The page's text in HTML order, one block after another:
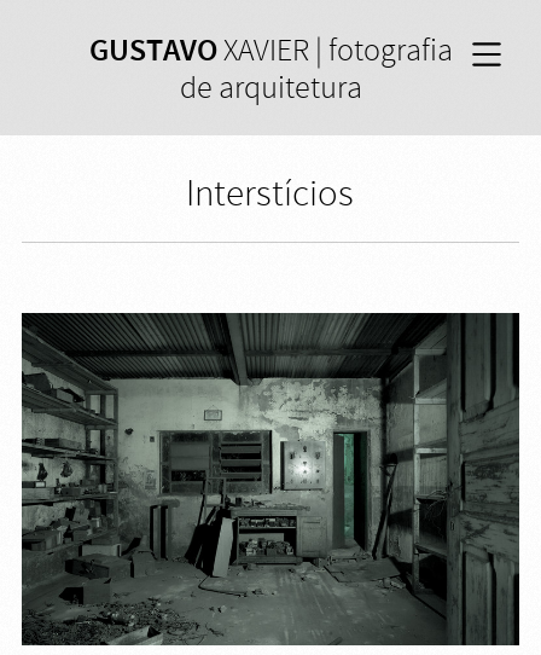
GUSTAVOXAVIER | fotografia
de arquitetura
Interstícios